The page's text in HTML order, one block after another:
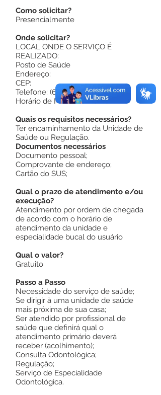
Como solicitar?
Presencialmente
Onde solicitar?
LOCAL ONDE O SERVIÇO É
REALIZADO:
Posto de Saúde
Endereço:
CEP:
Telefone: (68)
Horário de Funcionamento:
Quais os requisitos necessários?
Ter encaminhamento da Unidade de
Saúde ou Regulação.
Documentos necessários
Documento pessoal;
Comprovante de endereço;
Cartão do SUS;
Qual o prazo de atendimento e/ou
execução?
Atendimento por ordem de chegada
de acordo com o horário de
atendimento da unidade e
especialidade bucal do usuário
Qual o valor?
Gratuito
Passo a Passo
Necessidade do serviço de saúde;
Se dirigir à uma unidade de saúde
mais próxima de sua casa;
Ser atendido por profissional de
saúde que definirá qual o
atendimento primário deverá
receber (acolhimento);
Consulta Odontológica;
Regulação;
Serviço de Especialidade
Odontológica.